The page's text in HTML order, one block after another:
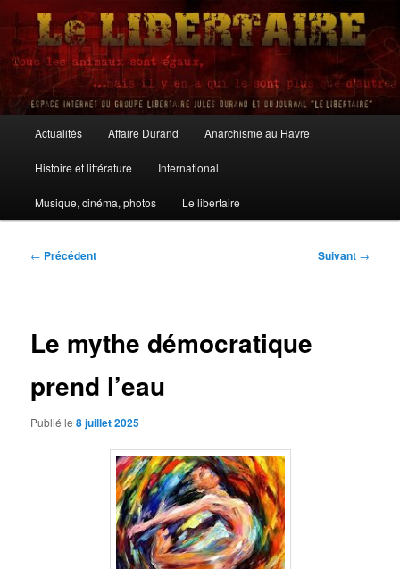
Aller
contenu
principalLe Libertaire
principal
Actualités Affaire Durand Anarchisme au Havre
Histoire et littérature International
Musique, cinéma, photos Le libertaire
Navigation
← Précédent Suivant →
Le mythe démocratique
prend l’eau
Publié le8 juillet 2025